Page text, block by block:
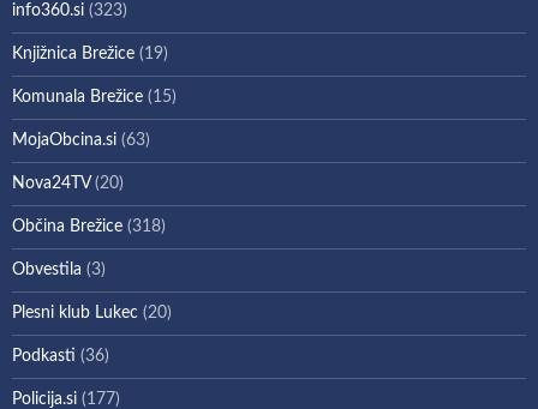
info360.si (323)
Knjižnica Brežice (19)
Komunala Brežice (15)
MojaObcina.si (63)
Nova24TV(20)
Občina Brežice (318)
Obvestila (3)
Plesni klub Lukec (20)
Podkasti (36)
Policija.si (177)